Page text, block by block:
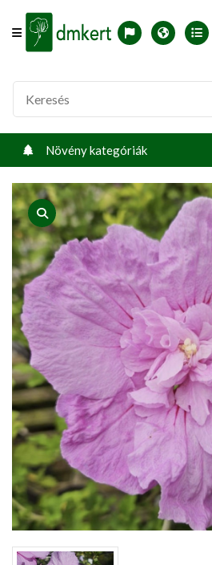
Offcanvas Menu Open
English version
Növény kategóriák
product view